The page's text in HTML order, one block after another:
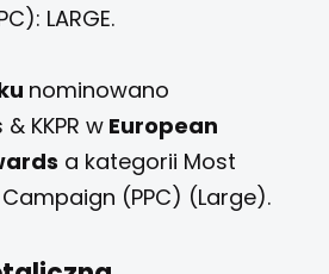
LARGE.
nominowano
KKPR w European
a kategorii Most
(PPC) (Large).